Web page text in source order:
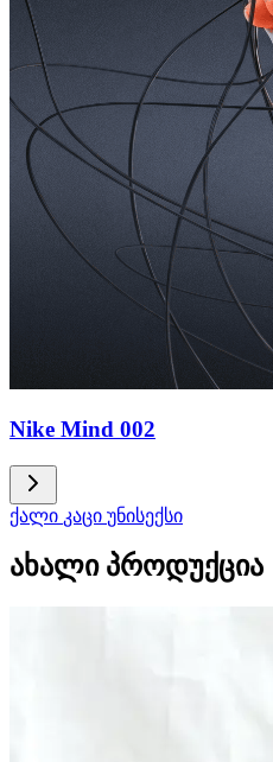
Nike Mind 002
ქალი კაცი უნისექსი
ახალი პროდუქცია